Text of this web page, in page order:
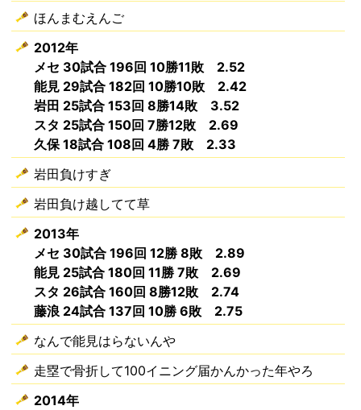
ほんまむえんご
2012年
メセ 30試合 196回 10勝11敗 2.52
能見 29試合 182回 10勝10敗 2.42
岩田 25試合 153回 8勝14敗 3.52
スタ 25試合 150回 7勝12敗 2.69
久保 18試合 108回 4勝 7敗 2.33
岩田負けすぎ
岩田負け越してて草
2013年
メセ 30試合 196回 12勝 8敗 2.89
能見 25試合 180回 11勝 7敗 2.69
スタ 26試合 160回 8勝12敗 2.74
藤浪 24試合 137回 10勝 6敗 2.75
なんで能見はらないんや
走塁で骨折して100イニング届かんかった年やろ
2014年